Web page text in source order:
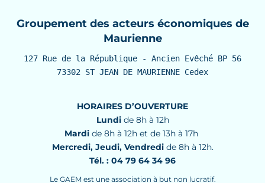
Groupement des acteurs économiques de
Maurienne
127 Rue de la République - Ancien Evêché BP 56
73302 ST JEAN DE MAURIENNE Cedex
HORAIRES D’OUVERTURE
Lundide 8h à 12h
Mardi de 8h à 12h et de 13h à 17h
Mercredi, Jeudi, Vendredide 8h à 12h.
Tél. : 04 79 64 34 96
Le GAEM est une association à but non lucratif.